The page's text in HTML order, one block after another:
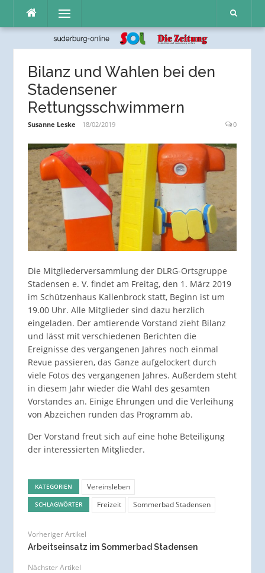
Inhalt
Menü
Bilanz und Wahlen bei den
Stadensener
Rettungsschwimmern
Susanne Leske 18/02/2019 0
Die Mitgliederversammlung der DLRG-Ortsgruppe
Stadensen e. V. findet am Freitag, den 1. März 2019
im Schützenhaus Kallenbrock statt, Beginn ist um
19.00 Uhr. Alle Mitglieder sind dazu herzlich
eingeladen. Der amtierende Vorstand zieht Bilanz
und lässt mit verschiedenen Berichten die
Ereignisse des vergangenen Jahres noch einmal
Revue passieren, das Ganze aufgelockert durch
viele Fotos des vergangenen Jahres. Außerdem steht
in diesem Jahr wieder die Wahl des gesamten
Vorstandes an. Einige Ehrungen und die Verleihung
von Abzeichen runden das Programm ab.
Der Vorstand freut sich auf eine hohe Beteiligung
der interessierten Mitglieder.
KATEGORIEN Vereinsleben
SCHLAGWÖRTER Freizeit Sommerbad Stadensen
Vorheriger Artikel
Arbeitseinsatz im Sommerbad Stadensen
Nächster Artikel